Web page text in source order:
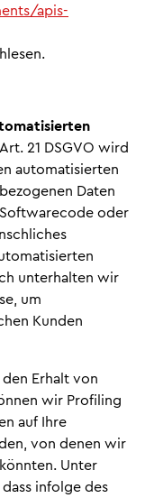
apis-
21 DSGVO wird
automatisierten
Daten
oder
unterhalten wir
um
Kunden
Erhalt von
wir Profiling
auf Ihre
von denen wir
Unter
infolge des